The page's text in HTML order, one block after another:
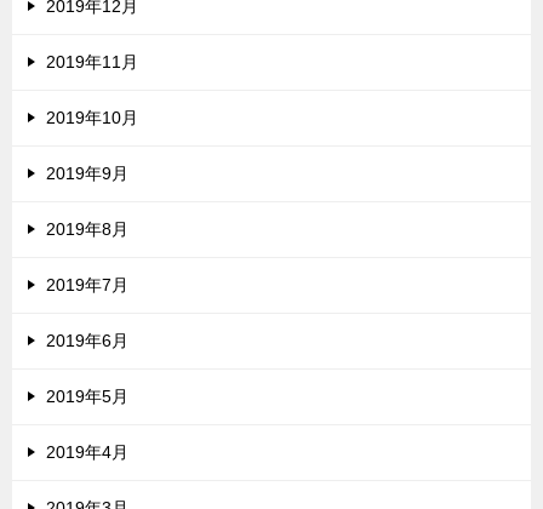
2019年12月
2019年11月
2019年10月
2019年9月
2019年8月
2019年7月
2019年6月
2019年5月
2019年4月